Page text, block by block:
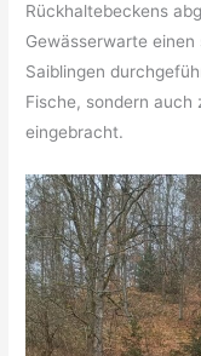
Rückhaltebeckens
Gewässerwarte
Saiblingen
Fische, sondern auch
eingebracht.